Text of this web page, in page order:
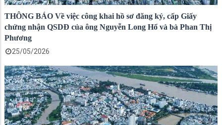
THÔNG BÁO Về việc công khai hồ sơ đăng ký, cấp Giấy
chứng nhận QSDĐ của ông Nguyễn Long Hổ và bà Phan Thị
Phương
25/05/2026